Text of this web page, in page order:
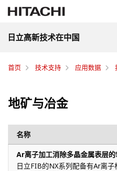
日立高新技术在中国
首页 技术支持 应用数据
地矿与冶金
名称
Ar离子加工消除多晶金属表层
日立FIB的NX系列配备有Ar离